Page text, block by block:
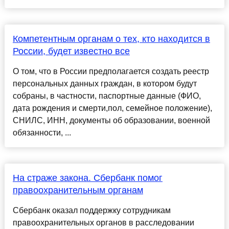
Компетентным органам о тех, кто находится в
России, будет известно все
О том, что в России предполагается создать реестр
персональных данных граждан, в котором будут
собраны, в частности, паспортные данные (ФИО,
дата рождения и смерти,пол, семейное положение),
СНИЛС, ИНН, документы об образовании, военной
обязанности, ...
На страже закона. Сбербанк помог
правоохранительным органам
Сбербанк оказал поддержку сотрудникам
правоохранительных органов в расследовании